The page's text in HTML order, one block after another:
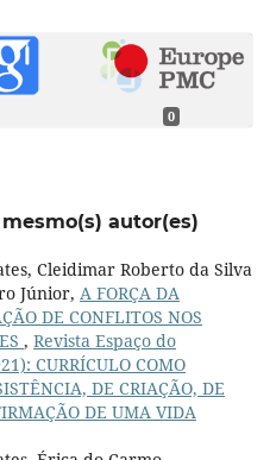
0
autor(es)
Cleidimar Roberto da Silva
Júnior, A FORÇA DA
DE CONFLITOS NOS
, Revista Espaço do
CURRÍCULO COMO
DE CRIAÇÃO, DE
DE UMA VIDA